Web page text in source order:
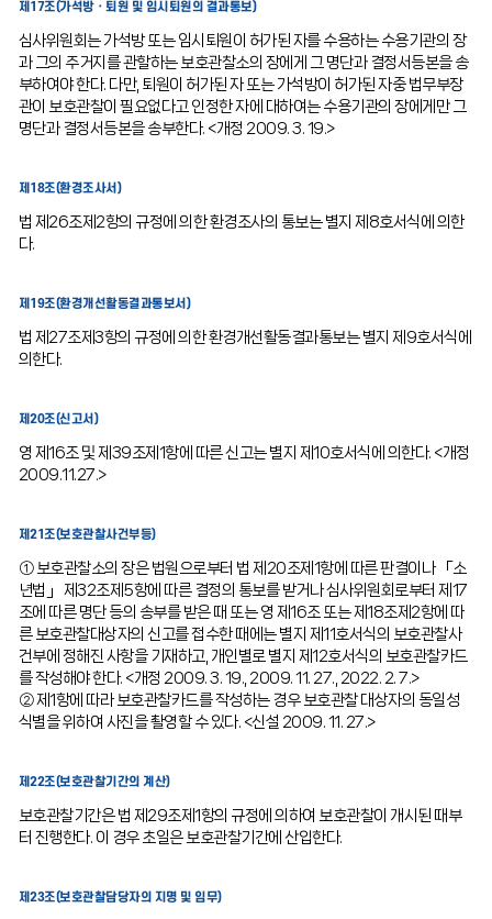
제17조(가석방ㆍ퇴원 및 임시퇴원의 결과통보)
심사위원회는 가석방 또는 임시퇴원이 허가된 자를 수용하는 수용기관의 장
과 그의 주거지를 관할하는 보호관찰소의 장에게 그 명단과 결정서등본을 송
부하여야 한다. 다만, 퇴원이 허가된 자 또는 가석방이 허가된 자중 법무부장
관이 보호관찰이 필요없다고 인정한 자에 대하여는 수용기관의 장에게만 그
명단과 결정서등본을 송부한다. <개정 2009. 3. 19.>
제18조(환경조사서)
법 제26조제2항의 규정에 의한 환경조사의 통보는 별지 제8호서식에 의한
다.
제19조(환경개선활동결과통보서)
법 제27조제3항의 규정에 의한 환경개선활동결과통보는 별지 제9호서식에
의한다.
제20조(신고서)
영 제16조 및 제39조제1항에 따른 신고는 별지 제10호서식에 의한다. <개정
2009.11.27.>
제21조(보호관찰사건부등)
① 보호관찰소의 장은 법원으로부터 법 제20조제1항에 따른 판결이나 「소
년법」 제32조제5항에 따른 결정의 통보를 받거나 심사위원회로부터 제17
조에 따른 명단 등의 송부를 받은 때 또는 영 제16조 또는 제18조제2항에 따
른 보호관찰대상자의 신고를 접수한 때에는 별지 제11호서식의 보호관찰사
건부에 정해진 사항을 기재하고, 개인별로 별지 제12호서식의 보호관찰카드
를 작성해야 한다. <개정 2009. 3. 19., 2009. 11. 27., 2022. 2. 7.>
② 제1항에 따라 보호관찰카드를 작성하는 경우 보호관찰 대상자의 동일성
식별을 위하여 사진을 촬영할 수 있다. <신설 2009. 11. 27.>
제22조(보호관찰기간의 계산)
보호관찰기간은 법 제29조제1항의 규정에 의하여 보호관찰이 개시된 때부
터 진행한다. 이 경우 초일은 보호관찰기간에 산입한다.
제23조(보호관찰담당자의 지명 및 임무)